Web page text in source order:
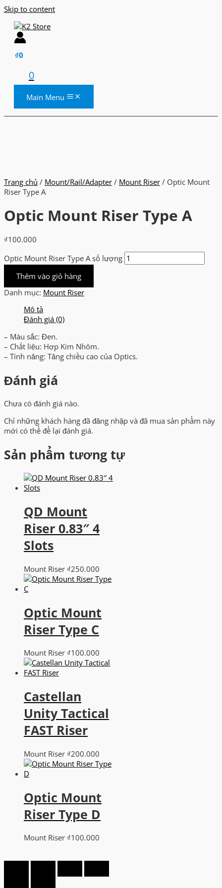
Skip to content
₫0
0
Main Menu
Trang chủ / Mount/Rail/Adapter / Mount Riser / Optic Mount
Riser Type A
Optic Mount Riser Type A
₫100.000
Optic Mount Riser Type A số lượng
Thêm vào giỏ hàng
Danh mục: Mount Riser
Mô tả
Đánh giá (0)
– Màu sắc: Đen.
– Chất liệu: Hợp Kim Nhôm.
– Tính năng: Tăng chiều cao của Optics.
Đánh giá
Chưa có đánh giá nào.
Chỉ những khách hàng đã đăng nhập và đã mua sản phẩm này
mới có thể để lại đánh giá.
Sản phẩm tương tự
QD Mount
Riser 0.83″ 4
Slots
Mount Riser ₫250.000
Optic Mount
Riser Type C
Mount Riser ₫100.000
Castellan
Unity Tactical
FAST Riser
Mount Riser ₫200.000
Optic Mount
Riser Type D
Mount Riser ₫100.000